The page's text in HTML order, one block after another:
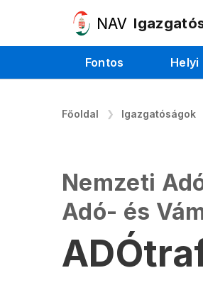
Fontos Helyi
Főoldal Igazgatóságok
Nemzeti
Adó- és